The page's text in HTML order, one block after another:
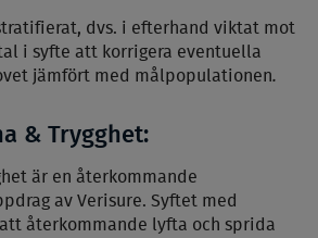
dvs. i efterhand viktat mot
i syfte att korrigera eventuella
jämfört med målpopulationen.
& Trygghet:
är en återkommande
av Verisure. Syftet med
återkommande lyfta och sprida